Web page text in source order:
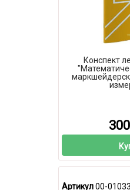
Конспект
Артикул00-